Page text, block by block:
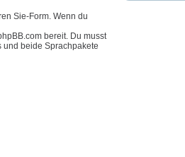
Sie-Form. Wenn du
bereit. Du musst
beide Sprachpakete